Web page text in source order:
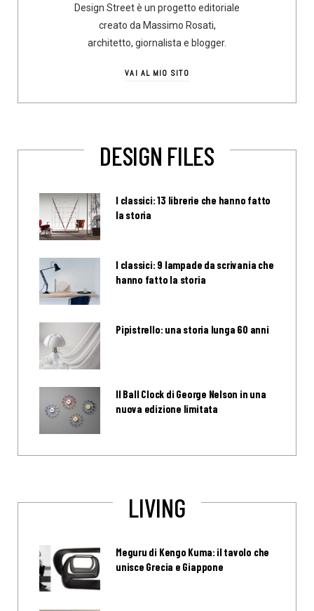
Design Street è un progetto editoriale
creato da Massimo Rosati,
architetto, giornalista e blogger.
VAI AL MIO SITO
DESIGN FILES
I classici: 13 librerie che hanno fatto
la storia
I classici: 9 lampade da scrivania che
hanno fatto la storia
Pipistrello: una storia lunga 60 anni
Il Ball Clock di George Nelson in una
nuova edizione limitata
LIVING
Meguru di Kengo Kuma: il tavolo che
unisce Grecia e Giappone